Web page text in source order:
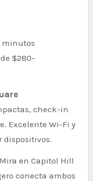
minutos
$280–
check-in
Excelente Wi-Fi y
dispositivos.
en Capitol Hill
conecta ambos